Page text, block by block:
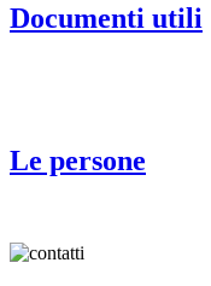
Documenti utili
Le persone